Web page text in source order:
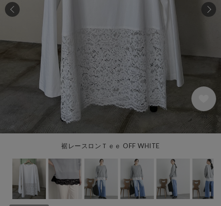
裾レースロンＴｅｅ OFF WHITE